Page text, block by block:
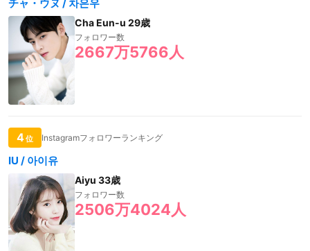
チャ・ウヌ / 차은우
Cha Eun-u 29歳
フォロワー数
2667万5766人
4位 Instagramフォロワーランキング
IU / 아이유
Aiyu 33歳
フォロワー数
2506万4024人